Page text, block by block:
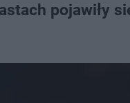
pojawiły